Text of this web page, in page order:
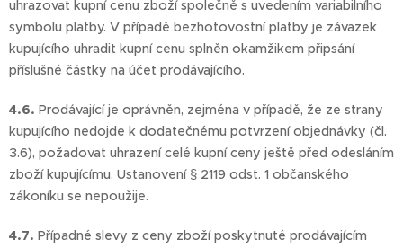
uhrazovat kupní cenu zboží společně s uvedením variabilního
symbolu platby. V případě bezhotovostní platby je závazek
kupujícího uhradit kupní cenu splněn okamžikem připsání
příslušné částky na účet prodávajícího.
4.6. Prodávající je oprávněn, zejména v případě, že ze strany
kupujícího nedojde k dodatečnému potvrzení objednávky (čl.
3.6), požadovat uhrazení celé kupní ceny ještě před odesláním
zboží kupujícímu. Ustanovení § 2119 odst. 1 občanského
zákoníku se nepoužije.
4.7. Případné slevy z ceny zboží poskytnuté prodávajícím